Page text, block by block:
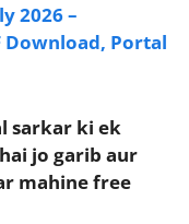
2026 –
Download, Portal
sarkar ki ek
jo garib aur
mahine free